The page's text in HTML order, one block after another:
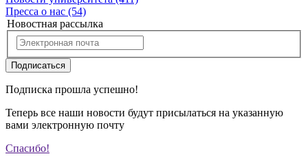
Пресса о нас (54)
Новостная рассылка
Подписаться
Подписка прошла успешно!
Теперь все наши новости будут присылаться на указанную
вами электронную почту
Спасибо!